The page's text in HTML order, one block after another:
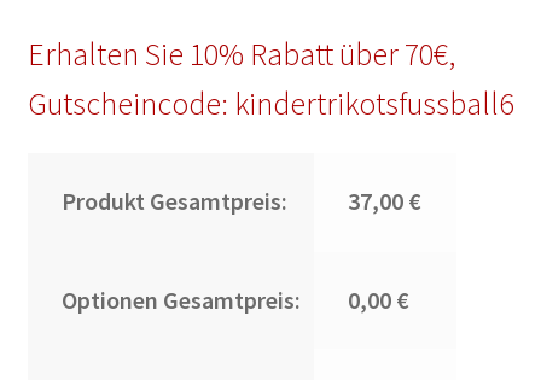
Erhalten Sie 10% Rabatt über 70€,
Gutscheincode: kindertrikotsfussball6
Produkt Gesamtpreis: 37,00 €
Optionen Gesamtpreis: 0,00 €